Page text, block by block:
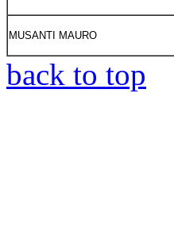
MUSANTI MAURO
back to top